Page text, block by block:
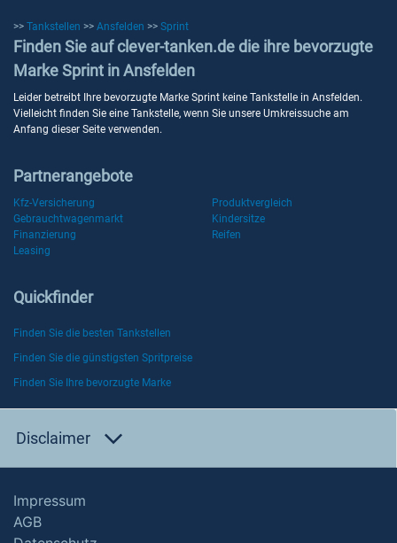
>> Tankstellen >> Ansfelden >> Sprint
Finden Sie auf clever-tanken.de die ihre bevorzugte
Marke Sprint in Ansfelden
Leider betreibt Ihre bevorzugte Marke Sprint keine Tankstelle in Ansfelden.
Vielleicht finden Sie eine Tankstelle, wenn Sie unsere Umkreissuche am
Anfang dieser Seite verwenden.
Partnerangebote
Kfz-Versicherung
Produktvergleich
Gebrauchtwagenmarkt
Kindersitze
Finanzierung
Reifen
Leasing
Quickfinder
Finden Sie die besten Tankstellen
Finden Sie die günstigsten Spritpreise
Finden Sie Ihre bevorzugte Marke
Disclaimer
Impressum
AGB